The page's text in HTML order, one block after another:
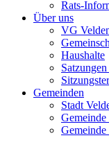
Rats-
Über uns
VG
Haushalte
Gemeinden
Stadt
Gemeinde
Gemeinde